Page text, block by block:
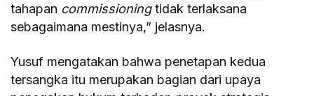
tahapan commissioningtidak terlaksana
sebagaimana mestinya,” jelasnya.
Yusuf mengatakan bahwa penetapan kedua
tersangka itu merupakan bagian dari upaya